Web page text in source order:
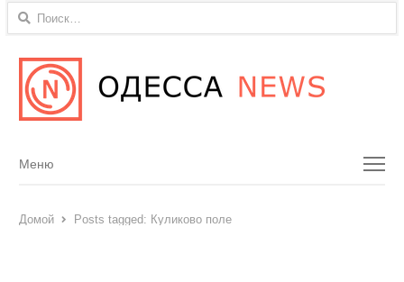
Найти:
Menu
Меню
Домой Posts tagged: Куликово поле